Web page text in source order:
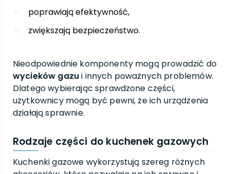
poprawiają efektywność,
zwiększają bezpieczeństwo.
Nieodpowiednie komponenty mogą prowadzić do
wycieków gazui innych poważnych problemów.
Dlatego wybierając sprawdzone części,
użytkownicy mogą być pewni, że ich urządzenia
działają sprawnie.
Rodzaje części do kuchenek gazowych
Kuchenki gazowe wykorzystują szereg różnych